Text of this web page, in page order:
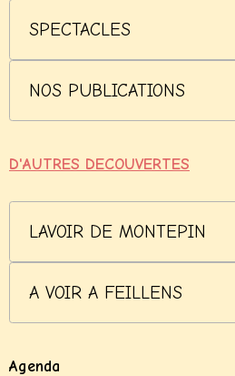
SPECTACLES
NOS PUBLICATIONS
D'AUTRES DECOUVERTES
LAVOIR DE MONTEPIN
A VOIR A FEILLENS
Agenda